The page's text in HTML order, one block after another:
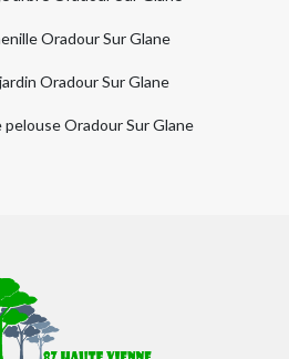
Oradour Sur Glane
Oradour Sur Glane
Oradour Sur Glane